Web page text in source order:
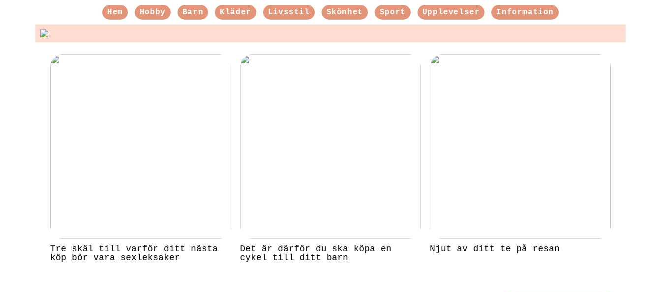
Hem Hobby Barn Kläder Livsstil Skönhet Sport Upplevelser Information
Tre skäl till varför ditt nästa
köp bör vara sexleksaker
Det är därför du ska köpa en
cykel till ditt barn
Njut av ditt te på resan